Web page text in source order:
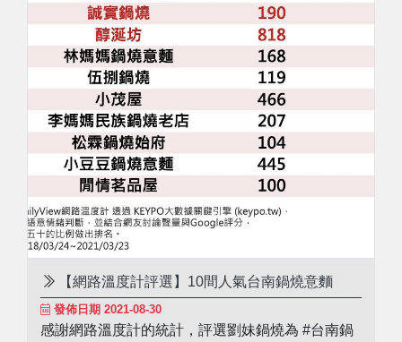
【網路溫度計評選】10間人氣台南鍋燒意麵
發佈日期 2021-08-30
感謝網路溫度計的統計，評選劉妹鍋燒為 #台南鍋